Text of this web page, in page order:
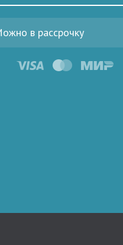
в рассрочку